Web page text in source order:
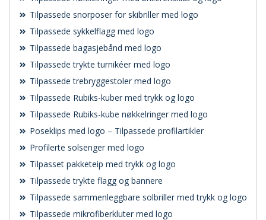
Tilpassede snorposer for skibriller med logo
Tilpassede sykkelflagg med logo
Tilpassede bagasjebånd med logo
Tilpassede trykte turnikéer med logo
Tilpassede trebryggestoler med logo
Tilpassede Rubiks-kuber med trykk og logo
Tilpassede Rubiks-kube nøkkelringer med logo
Poseklips med logo – Tilpassede profilartikler
Profilerte solsenger med logo
Tilpasset pakketeip med trykk og logo
Tilpassede trykte flagg og bannere
Tilpassede sammenleggbare solbriller med trykk og logo
Tilpassede mikrofiberkluter med logo